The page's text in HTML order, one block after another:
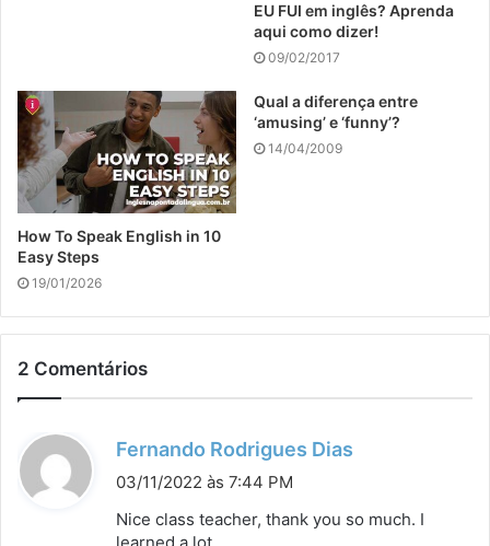
EU FUI em inglês? Aprenda
aqui como dizer!
09/02/2017
How To Speak English in 10
Easy Steps
19/01/2026
Qual a diferença entre
‘amusing’ e ‘funny’?
14/04/2009
2 Comentários
Fernando Rodrigues Dias
03/11/2022 às 7:44 PM
Nice class teacher, thank you so much. I